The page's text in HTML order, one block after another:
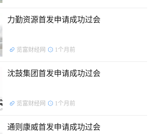
力勤资源首发申请成功过会
览富财经网 1个月前
沈鼓集团首发申请成功过会
览富财经网 1个月前
通则康威首发申请成功过会